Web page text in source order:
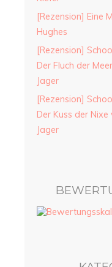
[Rezension] Eine
Hughes
[Rezension]
Der Fluch der
Jager
[Rezension]
Der Kuss der
Jager